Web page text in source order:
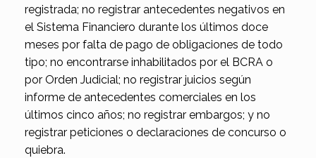
registrada; no registrar antecedentes negativos en
el Sistema Financiero durante los últimos doce
meses por falta de pago de obligaciones de todo
tipo; no encontrarse inhabilitados por el BCRA o
por Orden Judicial; no registrar juicios según
informe de antecedentes comerciales en los
últimos cinco años; no registrar embargos; y no
registrar peticiones o declaraciones de concurso o
quiebra.